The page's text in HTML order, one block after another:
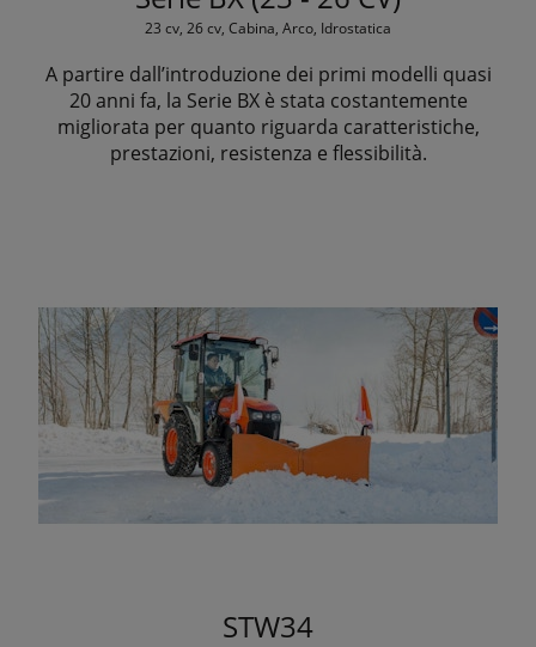
23 cv, 26 cv, Cabina, Arco, Idrostatica
A partire dall’introduzione dei primi modelli quasi
20 anni fa, la Serie BX è stata costantemente
migliorata per quanto riguarda caratteristiche,
prestazioni, resistenza e flessibilità.
STW34